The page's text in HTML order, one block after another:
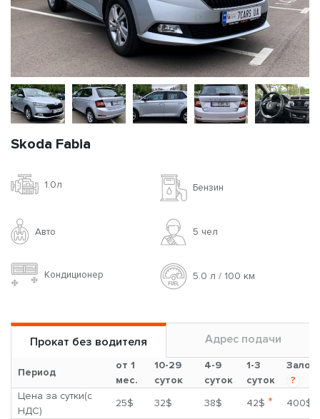
Skoda Fabia
1.0л Бензин
Авто 5 чел
Кондиционер 5.0 л / 100 км
Прокат без водителя Адрес подачи
Период
от 1
мес.
10-29
суток
4-9
суток
1-3
суток
Залог
?
Цена за сутки(с
НДС)
25$ 32$ 38$ 42$ *
400$